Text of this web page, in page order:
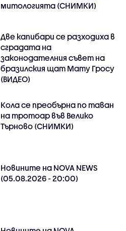
митологията (СНИМКИ)
Две капибари се разходиха в
сградата на
законодателния съвет на
бразилския щат Мату Гросу
(ВИДЕО)
Кола се преобърна по таван
на тротоар във Велико
Търново (СНИМКИ)
Новините на NOVA NEWS
(05.08.2026 - 20:00)